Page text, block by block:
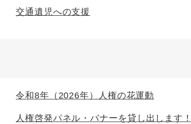
交通遺児への支援
令和8年（2026年）人権の花運動
人権啓発パネル・バナーを貸し出します！